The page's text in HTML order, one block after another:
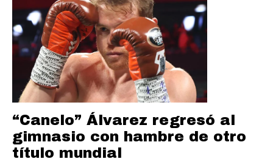
“Canelo” Álvarez regresó al
gimnasio con hambre de otro
título mundial